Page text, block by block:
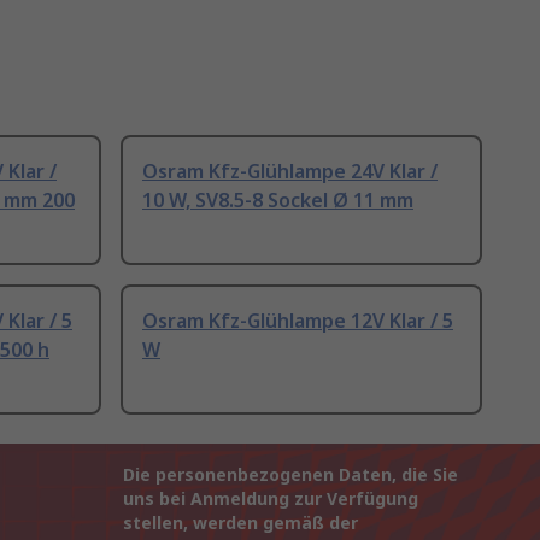
Klar /
200
Osram Kfz-Glühlampe 24V Klar /
10 W, SV8.5-8 Sockel Ø 11 mm
Klar / 5
h
Osram Kfz-Glühlampe 12V Klar / 5
W
Die personenbezogenen Daten, die Sie
uns bei Anmeldung zur Verfügung
stellen, werden gemäß der